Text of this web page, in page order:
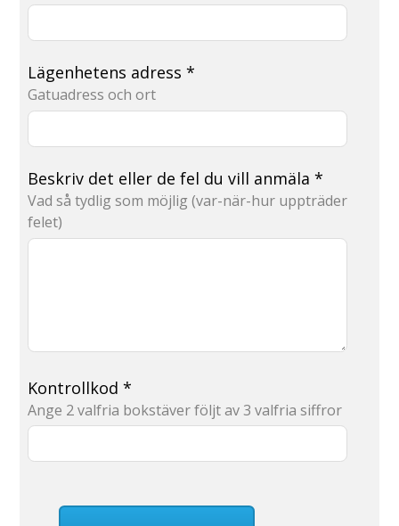
Lägenhetens adress*
Gatuadress och ort
Beskriv det eller de fel du vill anmäla*
Vad så tydlig som möjlig (var-när-hur uppträder
felet)
Kontrollkod*
Ange 2 valfria bokstäver följt av 3 valfria siffror